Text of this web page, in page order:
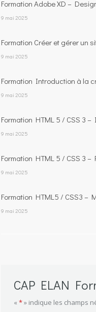
Formation Adobe XD –
9 mai 2025
Formation Créer et gérer un
9 mai 2025
Formation Introduction à la
9 mai 2025
Formation HTML 5 / CSS 3 –
9 mai 2025
Formation HTML 5 / CSS 3 –
9 mai 2025
Formation HTML5 / CSS3 –
9 mai 2025
CAP ELAN
« *» indique les champs